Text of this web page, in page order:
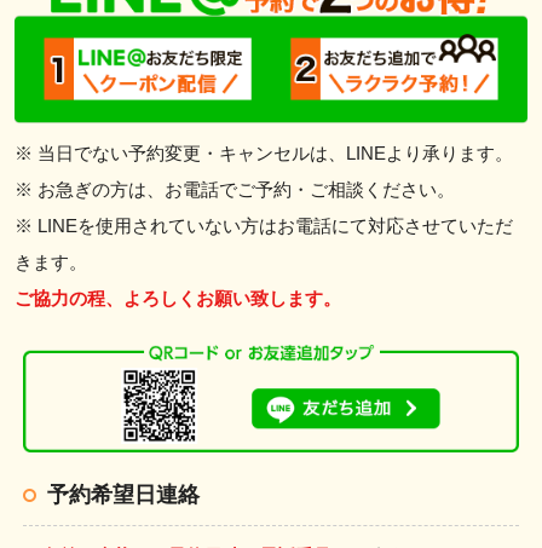
※ 当日でない予約変更・キャンセルは、LINEより承ります。
※ お急ぎの方は、お電話でご予約・ご相談ください。
※ LINEを使用されていない方はお電話にて対応させていただ
きます。
ご協力の程、よろしくお願い致します。
予約希望日連絡